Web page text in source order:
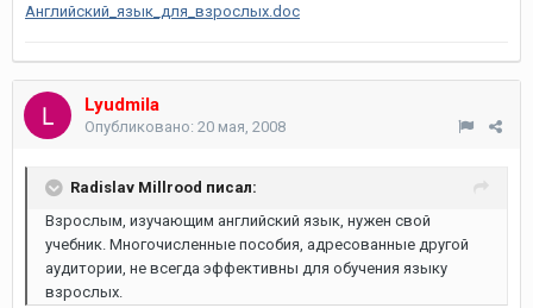
Английский_язык_для_взрослых.doc
Lyudmila
Опубликовано: 20 мая, 2008
Radislav Millrood писал:
Взрослым, изучающим английский язык, нужен свой
учебник. Многочисленные пособия, адресованные другой
аудитории, не всегда эффективны для обучения языку
взрослых.